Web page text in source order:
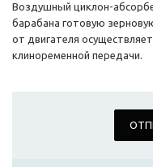
Воздушный циклон-
барабана готовую
от двигателя
клиноременной передачи.